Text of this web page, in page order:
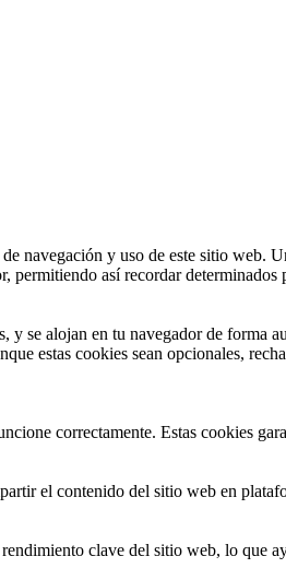
navegación y uso de este sitio web.
permitiendo así recordar
y se alojan en tu navegador de
estas cookies sean opcionales,
correctamente. Estas cookies
el contenido del sitio web en
clave del sitio web, lo que